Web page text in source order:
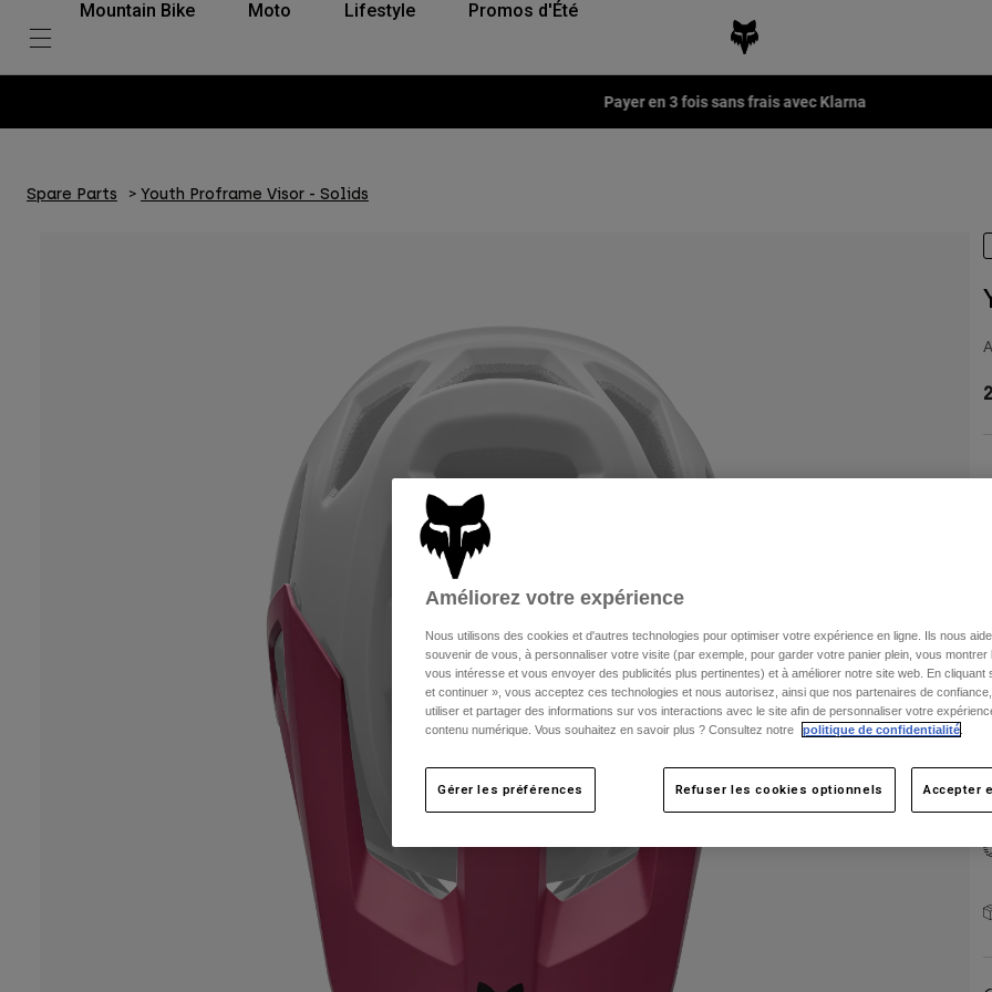
Mountain Bike Moto Lifestyle Promos d'Été
Fox LAB Capsule Collection -Voir la collection
Spare Parts Youth Proframe Visor - Solids
Améliorez votre expérience
Nous utilisons des cookies et d'autres technologies pour optimiser votre expérience en ligne. Ils nous
souvenir de vous, à personnaliser votre visite (par exemple, pour garder votre panier plein, vous montrer
vous intéresse et vous envoyer des publicités plus pertinentes) et à améliorer notre site web. En cliquant
et continuer », vous acceptez ces technologies et nous autorisez, ainsi que nos partenaires de confiance,
utiliser et partager des informations sur vos interactions avec le site afin de personnaliser votre
contenu numérique. Vous souhaitez en savoir plus ? Consultez notre
politique de confidentialité
Gérer les préférences Refuser les cookies optionnels Accepter